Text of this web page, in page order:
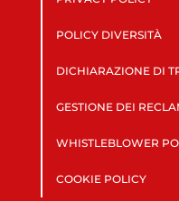
POLICY DIVERSITÀ
DICHIARAZIONE DI
GESTIONE DEI
WHISTLEBLOWER
COOKIE POLICY